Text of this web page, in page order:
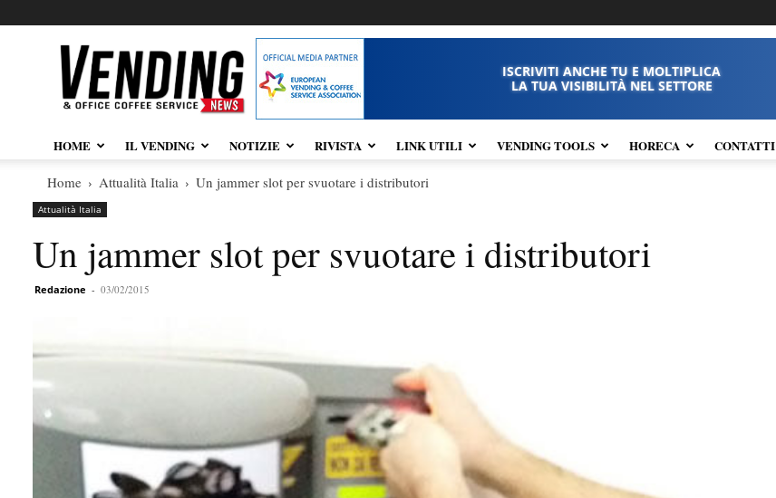
Vendingnews.it
ISCRIVITI ANCHE TU E MOLTIPLICA
LA TUA VISIBILITÀ NEL SETTORE
HOME IL VENDING NOTIZIE RIVISTA LINK UTILI VENDING TOOLS HORECA CONTATTI
Home Attualità Italia Un jammer slot per svuotare i distributori
Attualità Italia
Un jammer slot per svuotare i distributori
Redazione - 03/02/2015